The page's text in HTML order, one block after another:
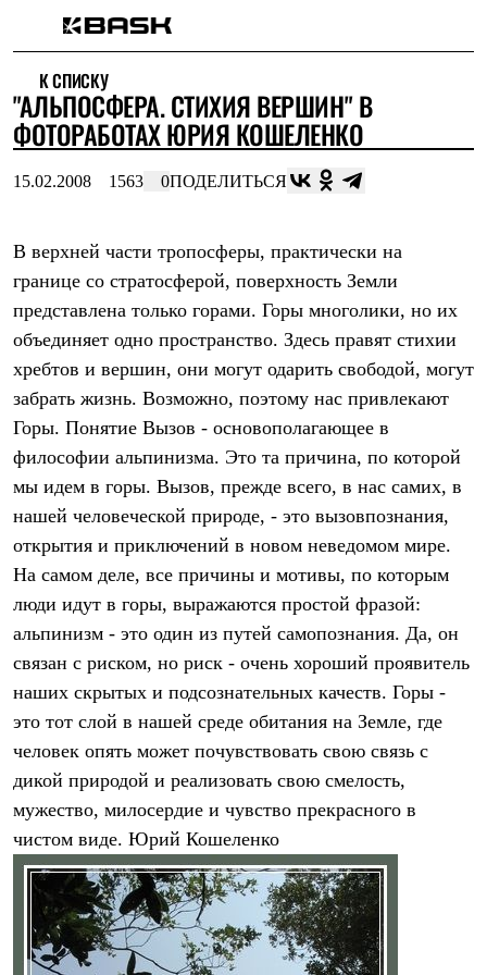
Интернет-магазин
Мужская одежда
Утепленная пухом
Куртки
Жилеты
Куртки
Брюки
Штормовая одежда
Куртки
Брюки
Софтшелл одежда
Куртки
Брюки
Флисовая одежда
Куртки
Брюки
Термобелье
Теплое термобелье
Легкое термобелье
Лёгкая одежда
Футболки
Рубашки
Толстовки
Брюки
Женская одежда
Утепленная пухом
Жилеты
Утепленная синтетикой
Куртки
Брюки
Штормовая одежда
Куртки
Софтшелл одежда
Куртки
Брюки
Лёгкая одежда
К СПИСКУ
"АЛЬПОСФЕРА. СТИХИЯ ВЕРШИН" В
ФОТОРАБОТАХ ЮРИЯ КОШЕЛЕНКО
15.02.2008 1563 0ПОДЕЛИТЬСЯ
В верхней части тропосферы, практически на
границе со стратосферой, поверхность Земли
представлена только горами. Горы многолики, но их
объединяет одно пространство. Здесь правят стихии
хребтов и вершин, они могут одарить свободой, могут
забрать жизнь. Возможно, поэтому нас привлекают
Горы. Понятие Вызов - основополагающее в
философии альпинизма. Это та причина, по которой
мы идем в горы. Вызов, прежде всего, в нас самих, в
нашей человеческой природе, - это вызовпознания,
открытия и приключений в новом неведомом мире.
На самом деле, все причины и мотивы, по которым
люди идут в горы, выражаются простой фразой:
альпинизм - это один из путей самопознания. Да, он
связан с риском, но риск - очень хороший проявитель
наших скрытых и подсознательных качеств. Горы -
это тот слой в нашей среде обитания на Земле, где
человек опять может почувствовать свою связь с
дикой природой и реализовать свою смелость,
мужество, милосердие и чувство прекрасного в
чистом виде. Юрий Кошеленко